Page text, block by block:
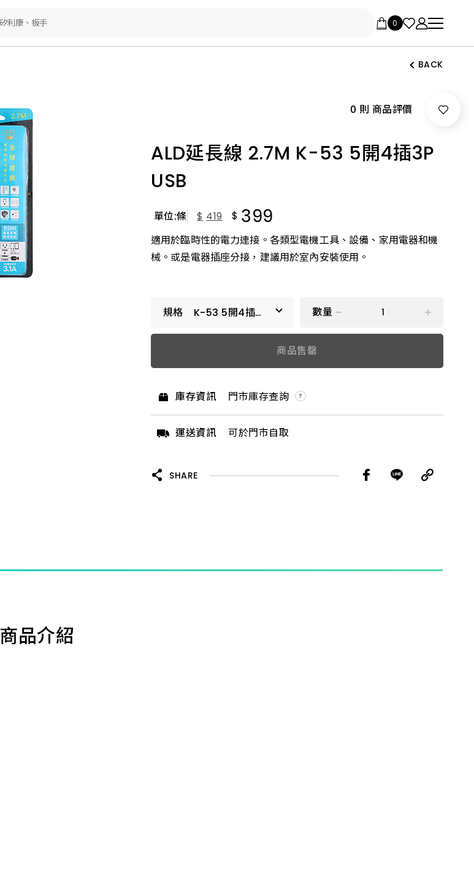
BACK
0 則 商品評價
ALD延長線 2.7M K-53 5開4插3P
USB
單位:條 $ 419 $ 399
適用於臨時性的電力連接。各類型電機工具、設備、家用電器和機
械。或是電器插座分接，建議用於室內安裝使用。
K-53 5開4插 數量
商品售罄
庫存資訊 門市庫存查詢
運送資訊 可於門市自取
SHARE
商品介紹